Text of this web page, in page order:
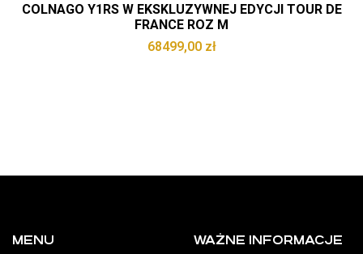
COLNAGO Y1RS W EKSKLUZYWNEJ EDYCJI TOUR DE
FRANCE ROZ M
68499,00 zł
MENU WAŻNE INFORMACJE